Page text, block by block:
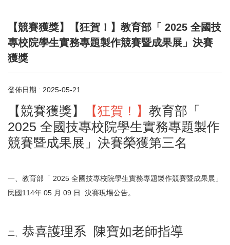
【競賽獲獎】【狂賀！】教育部「 2025 全國技
專校院學生實務專題製作競賽暨成果展」決賽
獲獎
發佈日期 : 2025-05-21
【競賽獲獎】 【狂賀！】 教育部「
2025 全國技專校院學生實務專題製作
競賽暨成果展」決賽榮獲第三名
一、教育部「 2025 全國技專校院學生實務專題製作競賽暨成果展」
民國114年 05 月 09 日 決賽現場公告。
二、 恭喜護理系 陳寶如老師指導